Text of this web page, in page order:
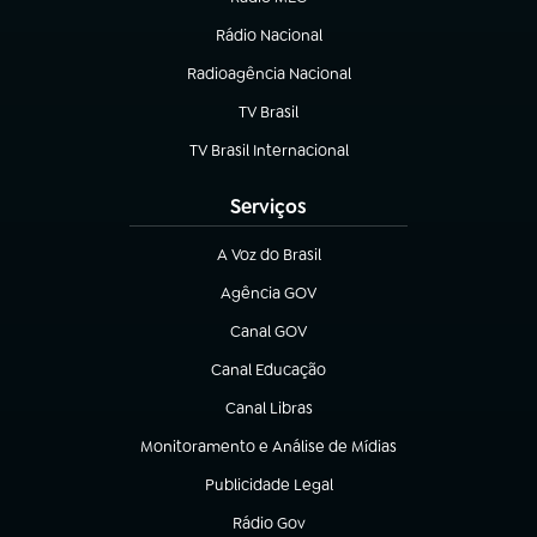
Rádio Nacional
Radioagência Nacional
(abre em nova aba)
TV Brasil
(abre em nova aba)
TV Brasil Internacional
(abre em nova aba)
Serviços
A Voz do Brasil
(abre em nova aba)
Agência GOV
(abre em nova aba)
Canal GOV
(abre em nova aba)
Canal Educação
(abre em nova aba)
Canal Libras
(abre em nova aba)
Monitoramento e Análise de Mídias
(abre em nova aba)
Publicidade Legal
(abre em nova aba)
Rádio Gov
(abre em nova aba)